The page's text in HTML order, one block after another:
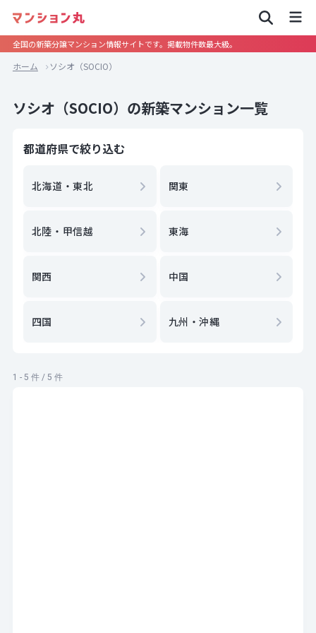
全国の新築分譲マンション情報サイトです。掲載物件数最大級。
ホーム ソシオ（SOCIO）
ソシオ（SOCIO）の新築マンション一覧
都道府県で絞り込む
北海道・東北 関東
北陸・甲信越 東海
関西 中国
四国 九州・沖縄
1 - 5 件 / 5 件